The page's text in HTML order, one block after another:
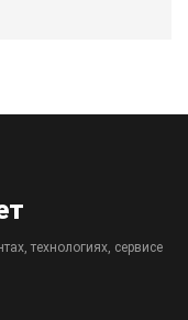
технологиях, сервисе